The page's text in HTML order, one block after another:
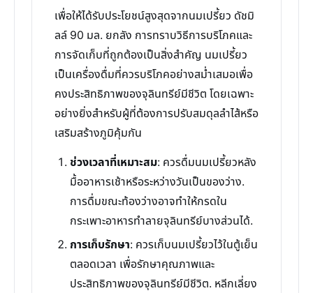
เพื่อให้ได้รับประโยชน์สูงสุดจากนมเปรี้ยว ดัชมิ
ลล์ 90 มล. ยกลัง การทราบวิธีการบริโภคและ
การจัดเก็บที่ถูกต้องเป็นสิ่งสำคัญ นมเปรี้ยว
เป็นเครื่องดื่มที่ควรบริโภคอย่างสม่ำเสมอเพื่อ
คงประสิทธิภาพของจุลินทรีย์มีชีวิต โดยเฉพาะ
อย่างยิ่งสำหรับผู้ที่ต้องการปรับสมดุลลำไส้หรือ
เสริมสร้างภูมิคุ้มกัน
ช่วงเวลาที่เหมาะสม: ควรดื่มนมเปรี้ยวหลัง
มื้ออาหารเช้าหรือระหว่างวันเป็นของว่าง.
การดื่มขณะท้องว่างอาจทำให้กรดใน
กระเพาะอาหารทำลายจุลินทรีย์บางส่วนได้.
การเก็บรักษา: ควรเก็บนมเปรี้ยวไว้ในตู้เย็น
ตลอดเวลา เพื่อรักษาคุณภาพและ
ประสิทธิภาพของจุลินทรีย์มีชีวิต. หลีกเลี่ยง